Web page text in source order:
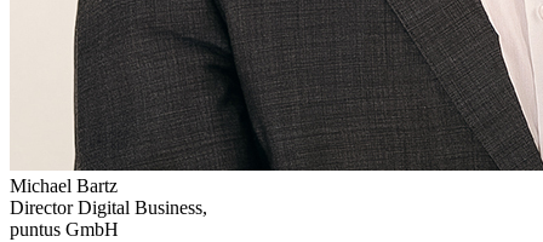
Michael Bartz
Director Digital Business,
puntus GmbH